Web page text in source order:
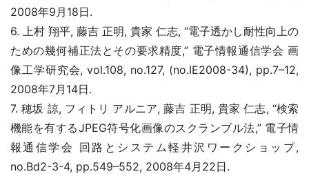
2008年9月18日.
6. 上村 翔平, 藤吉 正明, 貴家 仁志, “電子透かし耐性向上の
ための幾何補正法とその要求精度,” 電子情報通信学会 画
像工学研究会, vol.108, no.127, (no.IE2008-34), pp.7–12,
2008年7月14日.
7. 穂坂 諒, フィトリ アルニア, 藤吉 正明, 貴家 仁志, “検索
機能を有するJPEG符号化画像のスクランブル法,” 電子情
報通信学会 回路とシステム軽井沢ワークショップ,
no.Bd2-3-4, pp.549–552, 2008年4月22日.